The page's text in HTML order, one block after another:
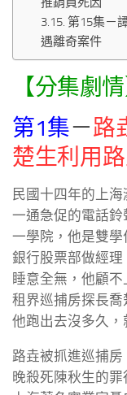
第15集－
遇離奇案件
【分集劇情
第1集－路
楚生利用
民國十四年的上
一通急促的電話
一學院，他是雙
銀行股票部做經
睡意全無，他顧
租界巡捕房探長喬
他跑出去沒多久，
路垚被抓進巡捕
晚殺死陳秋生的